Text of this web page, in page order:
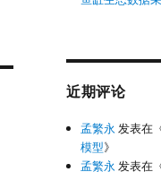
近期评论
孟繁永 发表在
模型》
孟繁永 发表在